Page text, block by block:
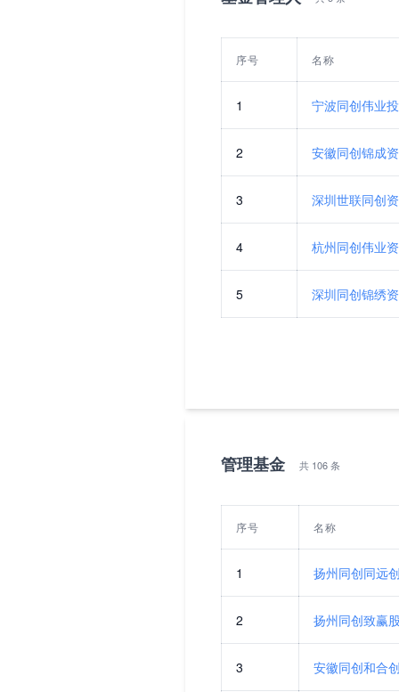
序号 名称
1 宁波同创伟业
2 安徽同创锦成
3 深圳世联同创
4 杭州同创伟业
5 深圳同创锦绣
管理基金 共 106 条
序号 名称
1 扬州同创同远
2 扬州同创致赢
3 安徽同创和合